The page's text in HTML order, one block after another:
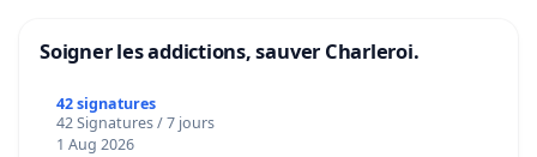
Soigner les addictions, sauver Charleroi.
42 signatures
42 Signatures / 7 jours
1 Aug 2026